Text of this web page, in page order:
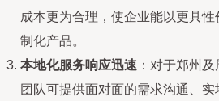
成本更为合理，使企业能以更具
制化产品。
本地化服务响应迅速 ：对于郑州
团队可提供面对面的需求沟通、